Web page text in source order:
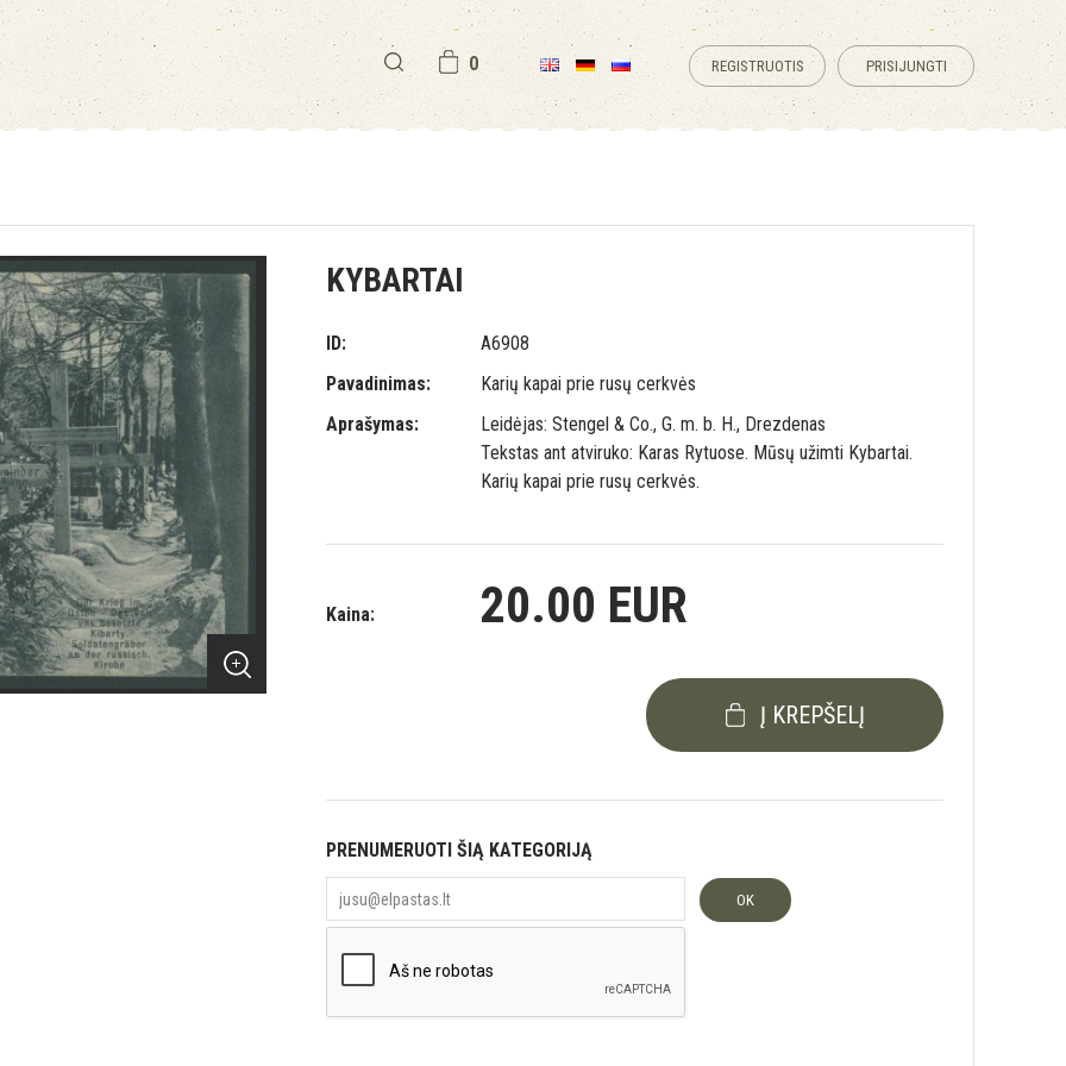
0 REGISTRUOTIS PRISIJUNGTI
KYBARTAI
ID:
A6908
Pavadinimas:
Karių kapai prie rusų cerkvės
Aprašymas:
Leidėjas: Stengel & Co., G. m. b. H., Drezdenas
Tekstas ant atviruko: Karas Rytuose. Mūsų užimti Kybartai.
Karių kapai prie rusų cerkvės.
Kaina: 20.00 EUR
Į KREPŠELĮ
PRENUMERUOTI ŠIĄ KATEGORIJĄ
OK